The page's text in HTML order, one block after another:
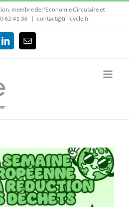
membre de l'Economie Circulaire et
62 41 36 | contact@tri-cycle.fr
LinkedInEmail